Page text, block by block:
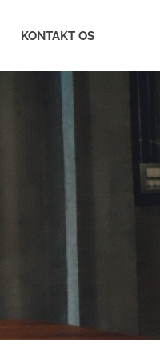
KONTAKT OS